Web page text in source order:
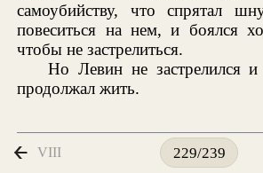
самоубийству, что спрятал
повеситься на нем, и боялся
чтобы не застрелиться.
Но Левин не застрелился
продолжал жить.
VIII 229/239